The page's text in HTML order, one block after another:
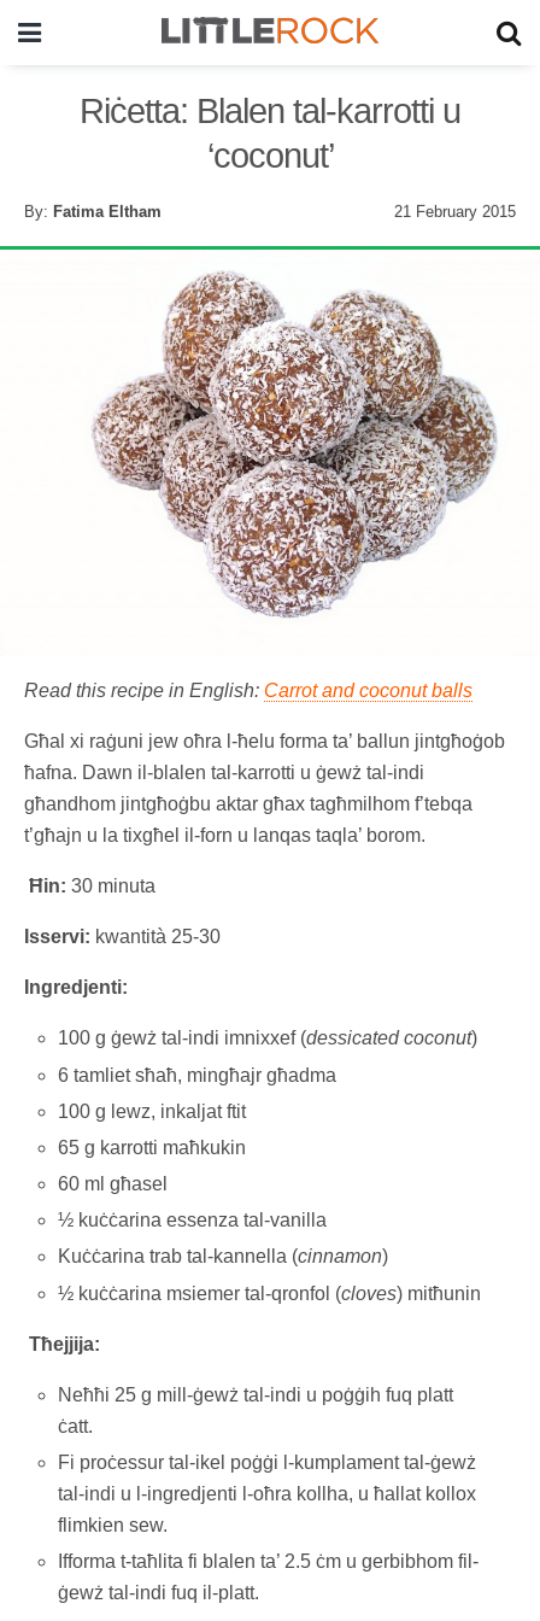
Riċetta: Blalen tal-karrotti u
‘coconut’
By: Fatima Eltham 21 February 2015
Read this recipe in English: Carrot and coconut balls
Għal xi raġuni jew oħra l-ħelu forma ta’ ballun jintgħoġob
ħafna. Dawn il-blalen tal-karrotti u ġewż tal-indi
għandhom jintgħoġbu aktar għax tagħmilhom f’tebqa
t’għajn u la tixgħel il-forn u lanqas taqla’ borom.
Ħin: 30 minuta
Isservi: kwantità 25-30
Ingredjenti:
100 g ġewż tal-indi imnixxef (dessicated coconut)
6 tamliet sħaħ, mingħajr għadma
100 g lewz, inkaljat ftit
65 g karrotti maħkukin
60 ml għasel
½ kuċċarina essenza tal-vanilla
Kuċċarina trab tal-kannella (cinnamon)
½ kuċċarina msiemer tal-qronfol (cloves) mitħunin
Tħejjija:
Neħħi 25 g mill-ġewż tal-indi u poġġih fuq platt
ċatt.
Fi proċessur tal-ikel poġġi l-kumplament tal-ġewż
tal-indi u l-ingredjenti l-oħra kollha, u ħallat kollox
flimkien sew.
Ifforma t-taħlita fi blalen ta’ 2.5 ċm u gerbibhom fil-
ġewż tal-indi fuq il-platt.